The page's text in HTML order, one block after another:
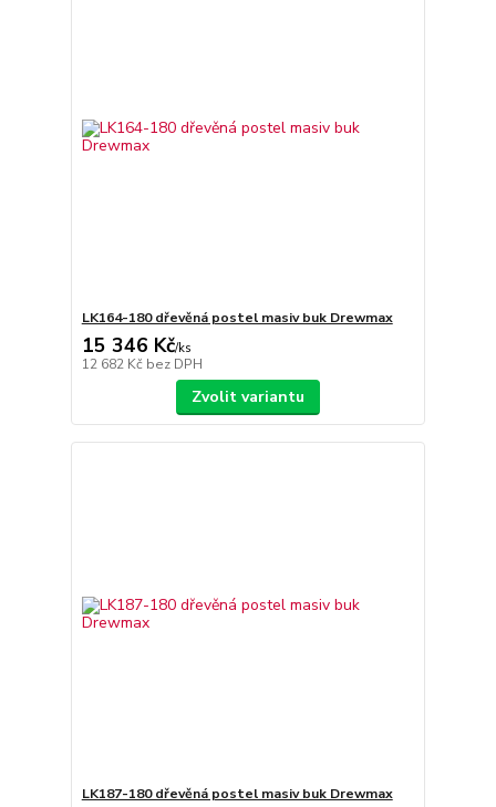
LK164-180 dřevěná postel masiv buk Drewmax
15 346 Kč/ks
12 682 Kč bez DPH
Zvolit variantu
LK187-180 dřevěná postel masiv buk Drewmax